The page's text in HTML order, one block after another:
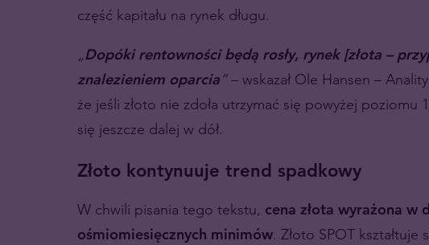
część kapitału na rynek długu.
„Dopóki rentowności będą rosły, rynek [złota –
znalezieniem oparcia”– wskazał Ole Hansen –
że jeśli złoto nie zdoła utrzymać się powyżej poziomu
się jeszcze dalej w dół.
Złoto kontynuuje trend spadkowy
W chwili pisania tego tekstu, cena złota wyrażona w
ośmiomiesięcznych minimów. Złoto SPOT